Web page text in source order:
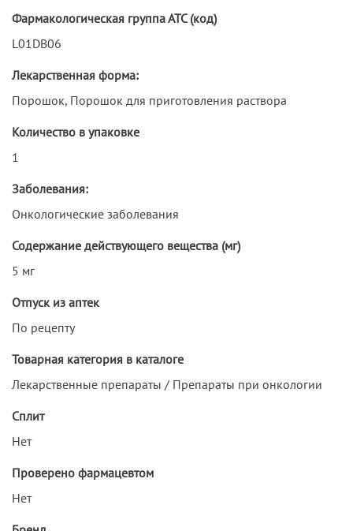
Фармакологическая группа АТС (код)
L01DB06
Лекарственная форма:
Порошок, Порошок для приготовления раствора
Количество в упаковке
1
Заболевания:
Онкологические заболевания
Содержание действующего вещества (мг)
5 мг
Отпуск из аптек
По рецепту
Товарная категория в каталоге
Лекарственные препараты / Препараты при онкологии
Сплит
Нет
Проверено фармацевтом
Нет